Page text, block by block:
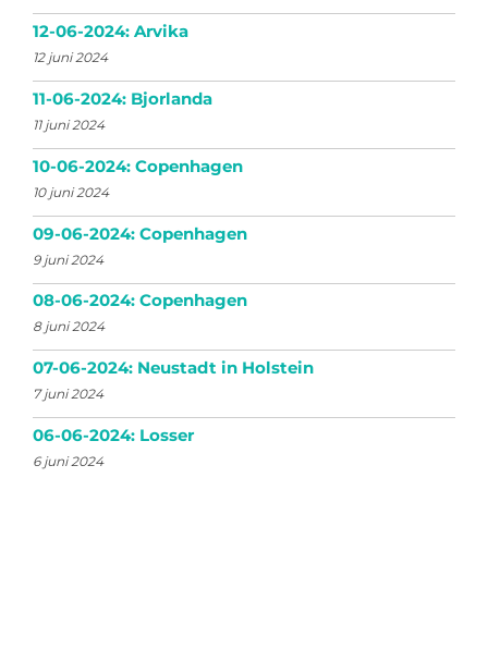
12-06-2024: Arvika
12 juni 2024
11-06-2024: Bjorlanda
11 juni 2024
10-06-2024: Copenhagen
10 juni 2024
09-06-2024: Copenhagen
9 juni 2024
08-06-2024: Copenhagen
8 juni 2024
07-06-2024: Neustadt in Holstein
7 juni 2024
06-06-2024: Losser
6 juni 2024